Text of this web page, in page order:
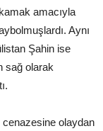
amacıyla
Aynı
Şahin ise
sağ olarak
cenazesine olaydan